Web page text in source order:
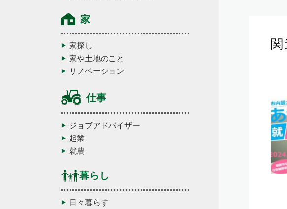
家
家探し
家や土地のこと
リノベーション
仕事
ジョブアドバイザー
起業
就農
暮らし
日々暮らす